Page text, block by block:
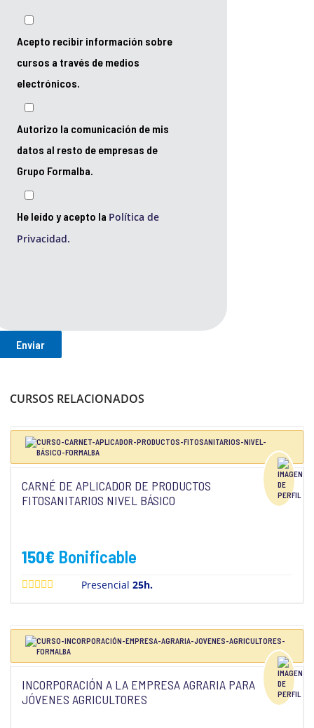
Acepto recibir información sobre
cursos a través de medios
electrónicos.
Autorizo la comunicación de mis
datos al resto de empresas de
Grupo Formalba.
He leído y acepto la Política de
Privacidad.
CURSOS RELACIONADOS
CARNÉ DE APLICADOR DE PRODUCTOS
FITOSANITARIOS NIVEL BÁSICO
150€ Bonificable
Presencial25h.
INCORPORACIÓN A LA EMPRESA AGRARIA PARA
JÓVENES AGRICULTORES